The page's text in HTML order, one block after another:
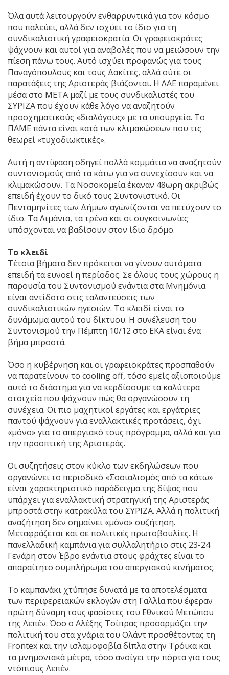
Όλα αυτά λειτουργούν ενθαρρυντικά για τον κόσμο
που παλεύει, αλλά δεν ισχύει το ίδιο για τη
συνδικαλιστική γραφειοκρατία. Οι γραφειοκράτες
ψάχνουν και αυτοί για αναβολές που να μειώσουν την
πίεση πάνω τους. Αυτό ισχύει προφανώς για τους
Παναγόπουλους και τους Δακίτες, αλλά ούτε οι
παρατάξεις της Αριστεράς βιάζονται. Η ΛΑΕ παραμένει
μέσα στο ΜΕΤΑ μαζί με τους συνδικαλιστές του
ΣΥΡΙΖΑ που έχουν κάθε λόγο να αναζητούν
προσχηματικούς «διαλόγους» με τα υπουργεία. Το
ΠΑΜΕ πάντα είναι κατά των κλιμακώσεων που τις
θεωρεί «τυχοδιωκτικές».
Αυτή η αντίφαση οδηγεί πολλά κομμάτια να αναζητούν
συντονισμούς από τα κάτω για να συνεχίσουν και να
κλιμακώσουν. Τα Νοσοκομεία έκαναν 48ωρη ακριβώς
επειδή έχουν το δικό τους Συντονιστικό. Οι
Πενταμηνίτες των Δήμων αγωνίζονται να πετύχουν το
ίδιο. Τα Λιμάνια, τα τρένα και οι συγκοινωνίες
υπόσχονται να βαδίσουν στον ίδιο δρόμο.
Το κλειδί
Τέτοια βήματα δεν πρόκειται να γίνουν αυτόματα
επειδή τα ευνοεί η περίοδος. Σε όλους τους χώρους η
παρουσία του Συντονισμού ενάντια στα Μνημόνια
είναι αντίδοτο στις ταλαντεύσεις των
συνδικαλιστικών ηγεσιών. Το κλειδί είναι το
δυνάμωμα αυτού του δίκτυου. Η συνέλευση του
Συντονισμού την Πέμπτη 10/12 στο ΕΚΑ είναι ένα
βήμα μπροστά.
Όσο η κυβέρνηση και οι γραφειοκράτες προσπαθούν
να παρατείνουν το cooling off, τόσο εμείς αξιοποιούμε
αυτό το διάστημα για να κερδίσουμε τα καλύτερα
στοιχεία που ψάχνουν πώς θα οργανώσουν τη
συνέχεια. Οι πιο μαχητικοί εργάτες και εργάτριες
παντού ψάχνουν για εναλλακτικές προτάσεις, όχι
«μόνο» για το απεργιακό τους πρόγραμμα, αλλά και για
την προοπτική της Αριστεράς.
Οι συζητήσεις στον κύκλο των εκδηλώσεων που
οργανώνει το περιοδικό «Σοσιαλισμός από τα κάτω»
είναι χαρακτηριστικό παράδειγμα της δίψας που
υπάρχει για εναλλακτική στρατηγική της Αριστεράς
μπροστά στην κατρακύλα του ΣΥΡΙΖΑ. Αλλά η πολιτική
αναζήτηση δεν σημαίνει «μόνο» συζήτηση.
Μεταφράζεται και σε πολιτικές πρωτοβουλίες. Η
πανελλαδική καμπάνια για συλλαλητήριο στις 23-24
Γενάρη στον Έβρο ενάντια στους φράχτες είναι το
απαραίτητο συμπλήρωμα του απεργιακού κινήματος.
Το καμπανάκι χτύπησε δυνατά με τα αποτελέσματα
των περιφερειακών εκλογών στη Γαλλία που έφεραν
πρώτη δύναμη τους φασίστες του Εθνικού Μετώπου
της Λεπέν. Όσο ο Αλέξης Τσίπρας προσαρμόζει την
πολιτική του στα χνάρια του Ολάντ προσθέτοντας τη
Frontex και την ισλαμοφοβία δίπλα στην Τρόικα και
τα μνημονιακά μέτρα, τόσο ανοίγει την πόρτα για τους
ντόπιους Λεπέν.